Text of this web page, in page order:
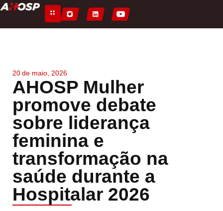
20de maio, 2026
AHOSP Mulher
promove debate
sobre liderança
feminina e
transformação na
saúde durante a
Hospitalar 2026